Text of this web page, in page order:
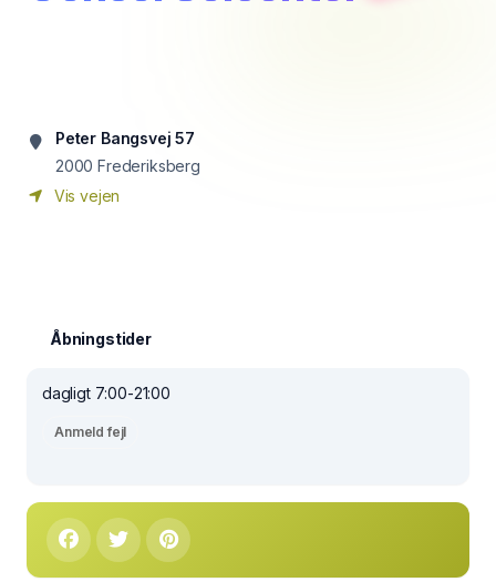
Peter Bangsvej 57
2000 Frederiksberg
Vis vejen
Åbningstider
dagligt 7:00-21:00
Anmeld fejl